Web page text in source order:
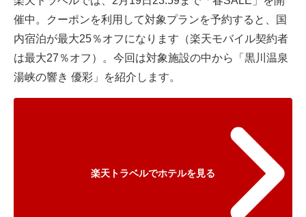
催中。クーポンを利用して対象プランを予約すると、国
内宿泊が最大25％オフになります（楽天モバイル契約者
は最大27％オフ）。今回は対象施設の中から「黒川温泉
湯峡の響き 優彩」を紹介します。
楽天トラベルでホテルを見る